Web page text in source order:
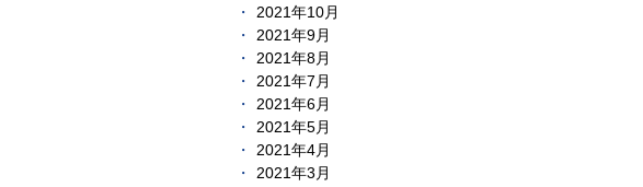
2021年10月
2021年9月
2021年8月
2021年7月
2021年6月
2021年5月
2021年4月
2021年3月